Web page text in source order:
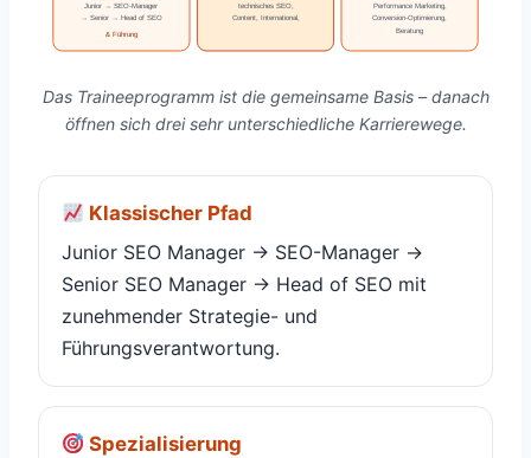
Junior → SEO-Manager
→ Senior → Head of SEO
& Führung
technisches SEO,
Content, International,
Performance Marketing,
Conversion-Optimierung,
Beratung
Das Traineeprogramm ist die gemeinsame Basis – danach
öffnen sich drei sehr unterschiedliche Karrierewege.
Klassischer Pfad
Junior SEO Manager → SEO-Manager →
Senior SEO Manager → Head of SEO mit
zunehmender Strategie- und
Führungsverantwortung.
Spezialisierung